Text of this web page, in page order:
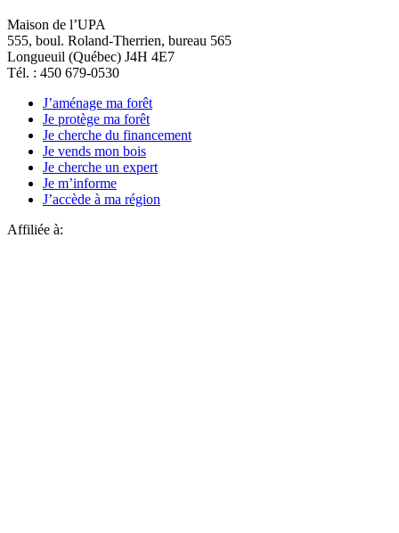
Maison de l’UPA
555, boul. Roland-Therrien, bureau 565
Longueuil (Québec) J4H 4E7
Tél. : 450 679-0530
J’aménage ma forêt
Je protège ma forêt
Je cherche du financement
Je vends mon bois
Je cherche un expert
Je m’informe
J’accède à ma région
Affiliée à: